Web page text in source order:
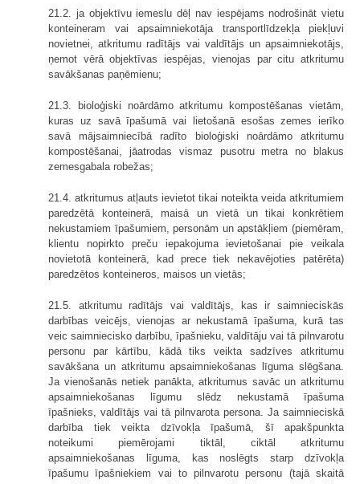
21.2. ja objektīvu iemeslu dēļ nav iespējams nodrošināt vietu
konteineram vai apsaimniekotāja transportlīdzekļa piekļuvi
novietnei, atkritumu radītājs vai valdītājs un apsaimniekotājs,
ņemot vērā objektīvas iespējas, vienojas par citu atkritumu
savākšanas paņēmienu;
21.3. bioloģiski noārdāmo atkritumu kompostēšanas vietām,
kuras uz savā īpašumā vai lietošanā esošas zemes ierīko
savā mājsaimniecībā radīto bioloģiski noārdāmo atkritumu
kompostēšanai, jāatrodas vismaz pusotru metra no blakus
zemesgabala robežas;
21.4. atkritumus atļauts ievietot tikai noteikta veida atkritumiem
paredzētā konteinerā, maisā un vietā un tikai konkrētiem
nekustamiem īpašumiem, personām un apstākļiem (piemēram,
klientu nopirkto preču iepakojuma ievietošanai pie veikala
novietotā konteinerā, kad prece tiek nekavējoties patērēta)
paredzētos konteineros, maisos un vietās;
21.5. atkritumu radītājs vai valdītājs, kas ir saimnieciskās
darbības veicējs, vienojas ar nekustamā īpašuma, kurā tas
veic saimniecisko darbību, īpašnieku, valdītāju vai tā pilnvarotu
personu par kārtību, kādā tiks veikta sadzīves atkritumu
savākšana un atkritumu apsaimniekošanas līguma slēgšana.
Ja vienošanās netiek panākta, atkritumus savāc un atkritumu
apsaimniekošanas līgumu slēdz nekustamā īpašuma
īpašnieks, valdītājs vai tā pilnvarota persona. Ja saimnieciskā
darbība tiek veikta dzīvokļa īpašumā, šī apakšpunkta
noteikumi piemērojami tiktāl, ciktāl atkritumu
apsaimniekošanas līguma, kas noslēgts starp dzīvokļa
īpašumu īpašniekiem vai to pilnvarotu personu (tajā skaitā